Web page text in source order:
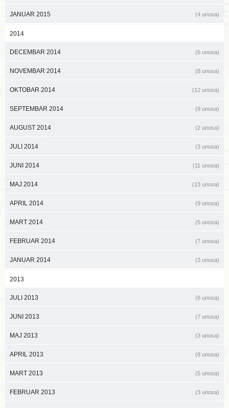
JANUAR 2015 (4 unosa)
2014
DECEMBAR 2014 (6 unosa)
NOVEMBAR 2014 (8 unosa)
OKTOBAR 2014 (12 unosa)
SEPTEMBAR 2014 (9 unosa)
AUGUST 2014 (2 unosa)
JULI 2014 (3 unosa)
JUNI 2014 (11 unosa)
MAJ 2014 (13 unosa)
APRIL 2014 (9 unosa)
MART 2014 (5 unosa)
FEBRUAR 2014 (7 unosa)
JANUAR 2014 (3 unosa)
2013
JULI 2013 (6 unosa)
JUNI 2013 (7 unosa)
MAJ 2013 (3 unosa)
APRIL 2013 (8 unosa)
MART 2013 (5 unosa)
FEBRUAR 2013 (3 unosa)